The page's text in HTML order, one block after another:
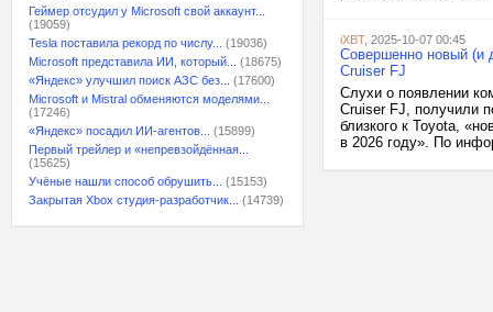
Геймер отсудил у Microsoft свой аккаунт...
(19059)
Tesla поставила рекорд по числу...
(19036)
Microsoft представила ИИ, который...
(18675)
«Яндекс» улучшил поиск АЗС без...
(17600)
Microsoft и Mistral обменяются моделями...
(17246)
«Яндекс» посадил ИИ-агентов...
(15899)
Первый трейлер и «непревзойдённая...
(15625)
Учёные нашли способ обрушить...
(15153)
Закрытая Xbox студия-разработчик...
(14739)
iXBT, 2025-10-07 00:45
Совершенно новый (и
Cruiser FJ
Слухи о появлении
Cruiser FJ, получили
близкого к Toyota,
в 2026 году». По